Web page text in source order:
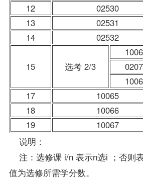
12
02530
13
02531
14
02532
15 选考 2/3
17
10065
18
10066
19
10067
说明：
注：选修课 i/n 表示n选i ；否则
值为选修所需学分数。